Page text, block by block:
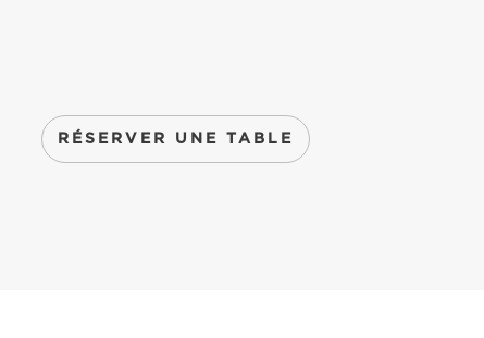
RÉSERVER UNE TABLE